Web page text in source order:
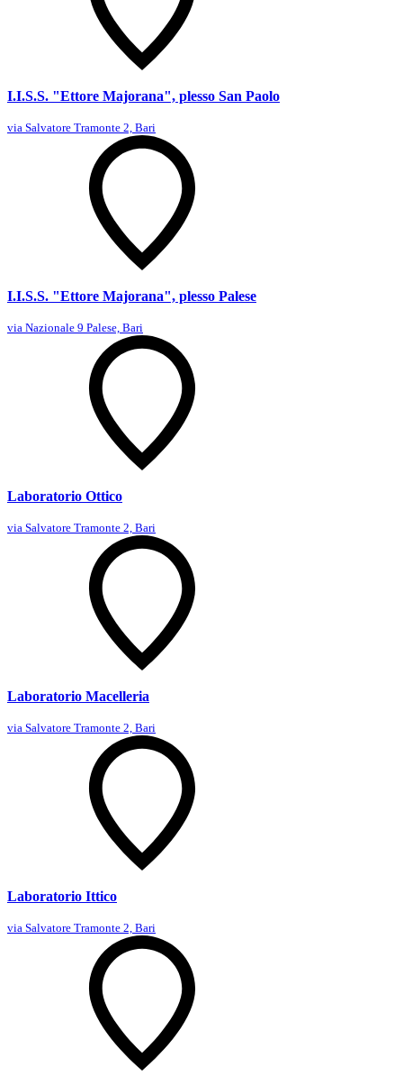
I.I.S.S. "Ettore Majorana", plesso San Paolo
via Salvatore Tramonte 2, Bari
I.I.S.S. "Ettore Majorana", plesso Palese
via Nazionale 9 Palese, Bari
Laboratorio Ottico
via Salvatore Tramonte 2, Bari
Laboratorio Macelleria
via Salvatore Tramonte 2, Bari
Laboratorio Ittico
via Salvatore Tramonte 2, Bari